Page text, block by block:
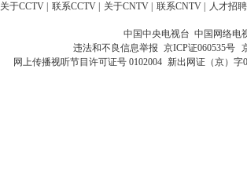
关于CCTV 联系CCTV 关于CNTV 联系CNTV 人才招聘
中国中央电视台 中国网络电
违法和不良信息举报 京ICP证060535号
网上传播视听节目许可证号 0102004 新出网证（京）